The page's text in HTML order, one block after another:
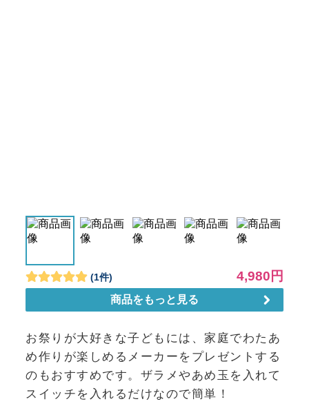
お祭りが大好きな子どもには、家庭でわたあ
め作りが楽しめるメーカーをプレゼントする
のもおすすめです。ザラメやあめ玉を入れて
スイッチを入れるだけなので簡単！